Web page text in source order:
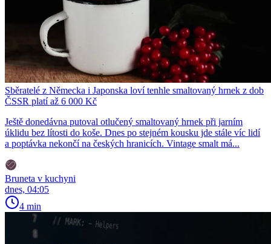
Sběratelé z Německa i Japonska loví tenhle smaltovaný hrnek z dob
ČSSR platí až 6 000 Kč
Ještě donedávna putoval otlučený smaltovaný hrnek při jarním
úklidu bez lítosti do koše. Dnes po stejném kousku jde stále víc lidí
a poptávka nekončí na českých hranicích. Vintage smalt má...
Bruneta v kuchyni
dnes, 04:05
4 min